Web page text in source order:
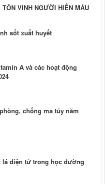
VINH NGƯỜI HIẾN MÁU
sốt xuất huyết
A và các hoạt động
chống ma túy năm
lá điện tử trong học đường